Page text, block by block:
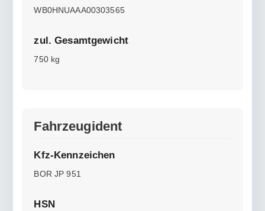
WB0HNUAAA00303565
zul. Gesamtgewicht
750 kg
Fahrzeugident
Kfz-Kennzeichen
BOR JP 951
HSN